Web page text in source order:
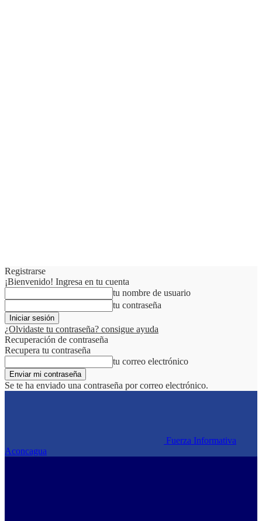
Registrarse
¡Bienvenido! Ingresa en tu cuenta
tu nombre de usuario
tu contraseña
¿Olvidaste tu contraseña? consigue ayuda
Recuperación de contraseña
Recupera tu contraseña
tu correo electrónico
Se te ha enviado una contraseña por correo electrónico.
Fuerza Informativa
Aconcagua